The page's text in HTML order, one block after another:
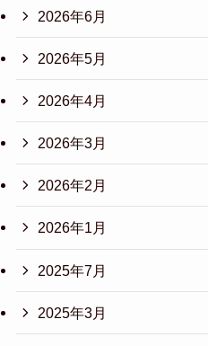
2026年6月
2026年5月
2026年4月
2026年3月
2026年2月
2026年1月
2025年7月
2025年3月